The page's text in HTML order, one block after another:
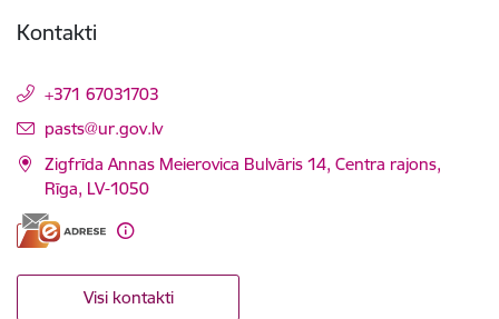
Kontakti
+371 67031703
E-pasts:
pasts@ur.gov.lv
Zigfrīda Annas Meierovica Bulvāris 14, Centra rajons,
Rīga, LV-1050
Visi kontakti